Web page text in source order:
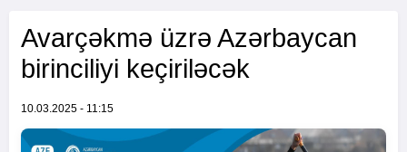
Avarçəkmə üzrə Azərbaycan
birinciliyi keçiriləcək
10.03.2025 - 11:15